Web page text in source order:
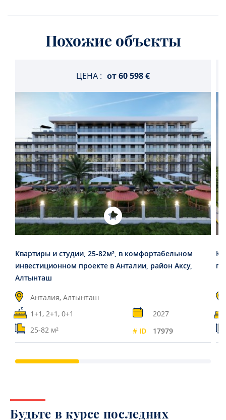
Похожие объекты
ЦЕНА : от60 598 €
Квартиры и студии, 25-82м², в комфортабельном
инвестиционном проекте в Анталии, район Аксу,
Алтынташ
Анталия, Алтынташ
1+1, 2+1, 0+1
2027
25-82 м²
# ID 17979
Будьте в курсе последних